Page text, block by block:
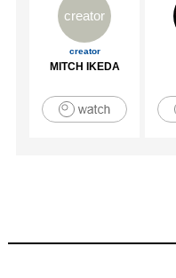
creator
creator
MITCH IKEDA